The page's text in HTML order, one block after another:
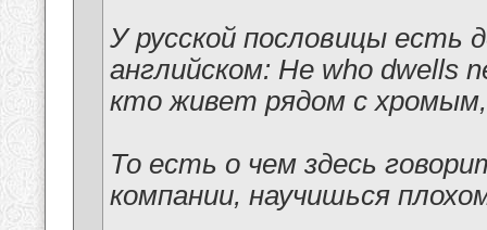
У русской пословицы есть
английском: He who dwells
кто живет рядом с
То есть о чем здесь
компании, научишься